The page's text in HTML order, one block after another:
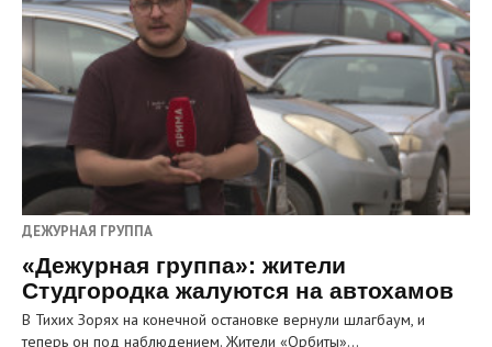
ДЕЖУРНАЯ ГРУППА
«Дежурная группа»: жители
Студгородка жалуются на автохамов
В Тихих Зорях на конечной остановке вернули шлагбаум, и
теперь он под наблюдением. Жители «Орбиты»…